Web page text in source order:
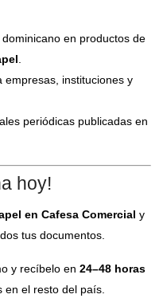
en productos de
.
empresas, instituciones y
periódicas publicadas en
hoy!
en Cafesa Comercial y
tus documentos.
y recíbelo en 24–48 horas
en el resto del país.